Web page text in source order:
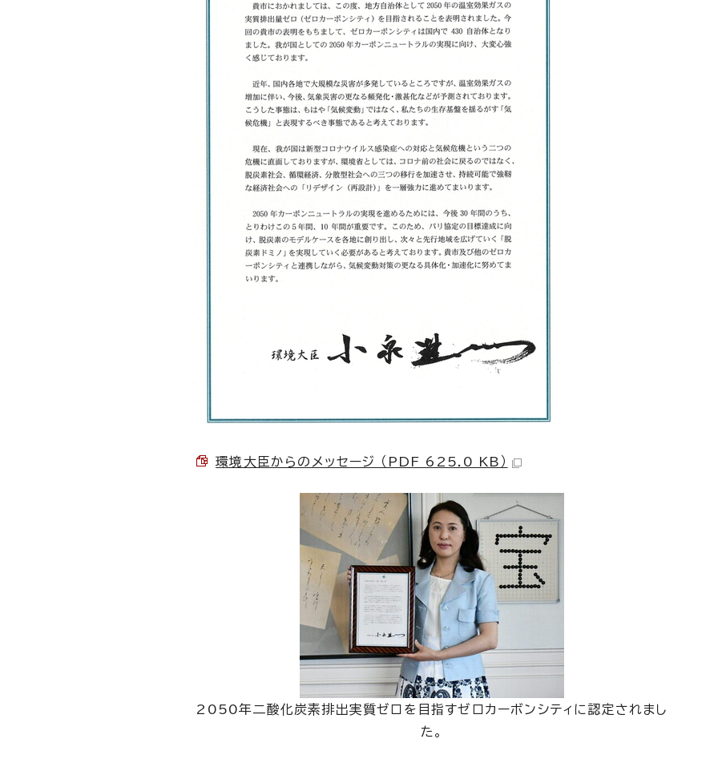
環境大臣からのメッセージ （PDF 625.0 KB）
2050年二酸化炭素排出実質ゼロを目指すゼロカーボンシティに認定されまし
た。